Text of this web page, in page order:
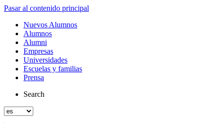
Pasar al contenido principal
Nuevos Alumnos
Alumnos
Alumni
Empresas
Universidades
Escuelas y familias
Prensa
Search